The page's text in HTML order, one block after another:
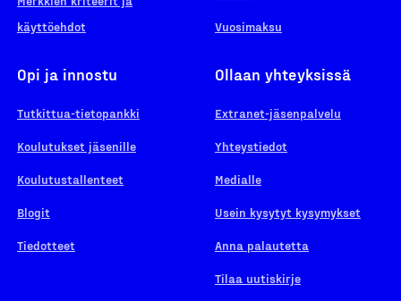
käyttöehdot
Vuosimaksu
Opi ja innostu
Tutkittua-tietopankki
Koulutukset jäsenille
Koulutustallenteet
Blogit
Tiedotteet
Ollaan yhteyksissä
Extranet-jäsenpalvelu
Yhteystiedot
Medialle
Usein kysytyt kysymykset
Anna palautetta
Tilaa uutiskirje